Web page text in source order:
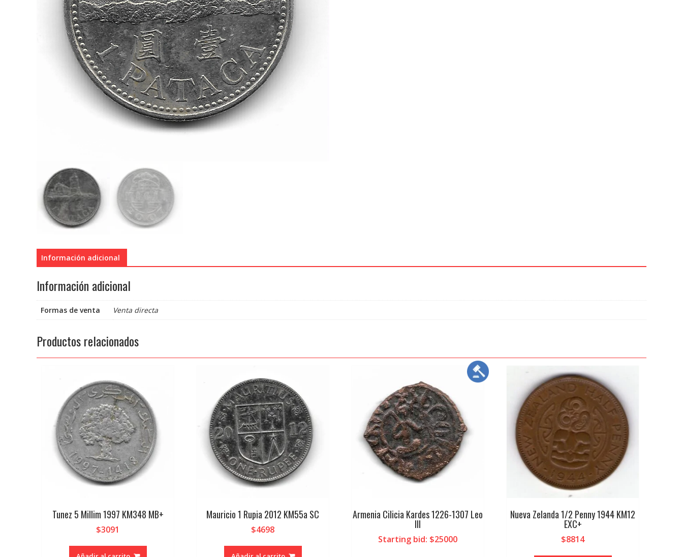
Información adicional
Información adicional
Formas de venta Venta directa
Productos relacionados
Tunez 5 Millim 1997 KM348 MB+
$3091
Mauricio 1 Rupia 2012 KM55a SC
$4698
Armenia Cilicia Kardes 1226-1307 Leo
III
Starting bid: $25000
Nueva Zelanda 1/2 Penny 1944 KM12
EXC+
$8814